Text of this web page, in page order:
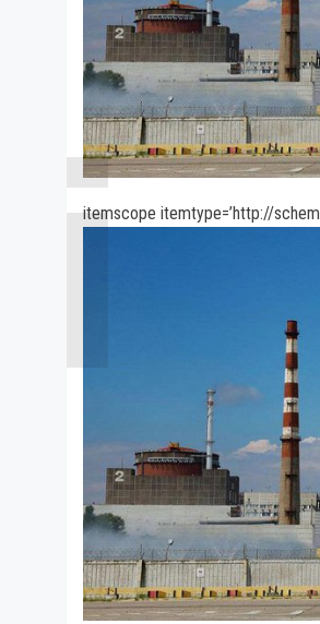
itemscope itemtype=’http://